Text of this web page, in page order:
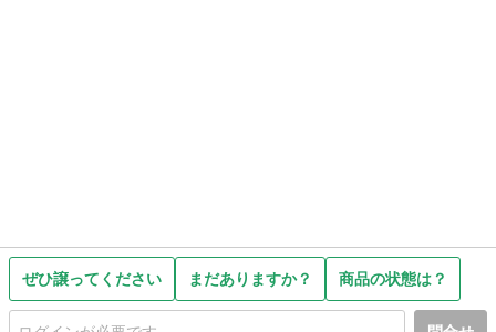
ぜひ譲ってください まだありますか？ 商品の状態は？